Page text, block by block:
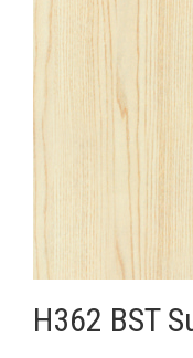
H362 BST